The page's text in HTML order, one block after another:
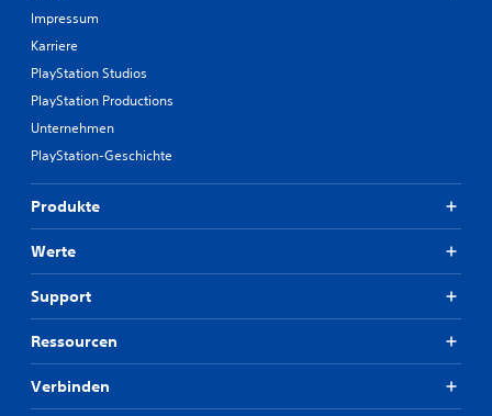
Impressum
Karriere
PlayStation Studios
PlayStation Productions
Unternehmen
PlayStation-Geschichte
Produkte
Werte
Support
Ressourcen
Verbinden